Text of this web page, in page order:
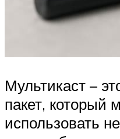
Мультикаст –
пакет, который
использовать